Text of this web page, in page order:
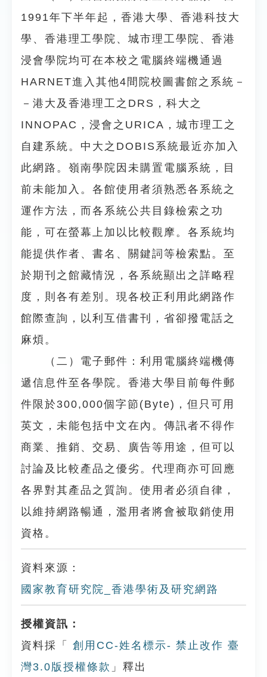
1991年下半年起，香港大學、香港科技大
學、香港理工學院、城市理工學院、香港
浸會學院均可在本校之電腦終端機通過
HARNET進入其他4間院校圖書館之系統－
－港大及香港理工之DRS，科大之
INNOPAC，浸會之URICA，城市理工之
自建系統。中大之DOBIS系統最近亦加入
此網路。嶺南學院因未購置電腦系統，目
前未能加入。各館使用者須熟悉各系統之
運作方法，而各系統公共目錄檢索之功
能，可在螢幕上加以比較觀摩。各系統均
能提供作者、書名、關鍵詞等檢索點。至
於期刊之館藏情況，各系統顯出之詳略程
度，則各有差別。現各校正利用此網路作
館際查詢，以利互借書刊，省卻撥電話之
麻煩。
（二）電子郵件：利用電腦終端機傳
遞信息件至各學院。香港大學目前每件郵
件限於300,000個字節(Byte)，但只可用
英文，未能包括中文在內。傳訊者不得作
商業、推銷、交易、廣告等用途，但可以
討論及比較產品之優劣。代理商亦可回應
各界對其產品之質詢。使用者必須自律，
以維持網路暢通，濫用者將會被取銷使用
資格。
資料來源：
國家教育研究院_香港學術及研究網路
授權資訊：
資料採「
創用CC-姓名標示- 禁止改作 臺
灣3.0版授權條款 」釋出